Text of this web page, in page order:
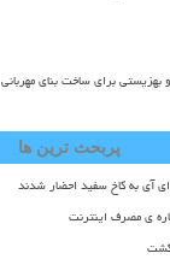
برای ساخت بنای مهربانی
پربحث ترین ها
آی به کاخ سفید احضار شدند
ی مصرف اینترنت